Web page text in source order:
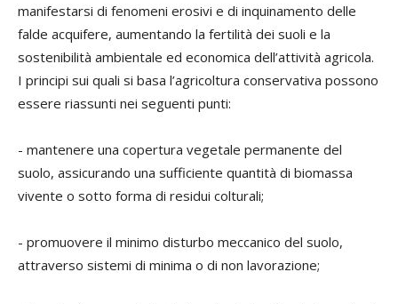
manifestarsi di fenomeni erosivi e di inquinamento delle
falde acquifere, aumentando la fertilità dei suoli e la
sostenibilità ambientale ed economica dell’attività agricola.
I principi sui quali si basa l’agricoltura conservativa possono
essere riassunti nei seguenti punti:
- mantenere una copertura vegetale permanente del
suolo, assicurando una sufficiente quantità di biomassa
vivente o sotto forma di residui colturali;
- promuovere il minimo disturbo meccanico del suolo,
attraverso sistemi di minima o di non lavorazione;